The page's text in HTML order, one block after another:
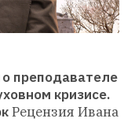
преподавателе
кризисе.
Рецензия Ивана